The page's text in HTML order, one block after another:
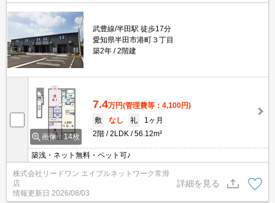
武豊線/半田駅 徒歩17分
愛知県半田市港町３丁目
築2年
2階建
画像：14枚
7.4万円(管理費等：4,100円)
敷
なし 礼
1ヶ月
2階
2LDK 56.12m²
築浅・ネット無料・ペット可♪
株式会社リードワン エイブルネットワーク常滑
店
情報更新日 2026/08/03
詳細を見る